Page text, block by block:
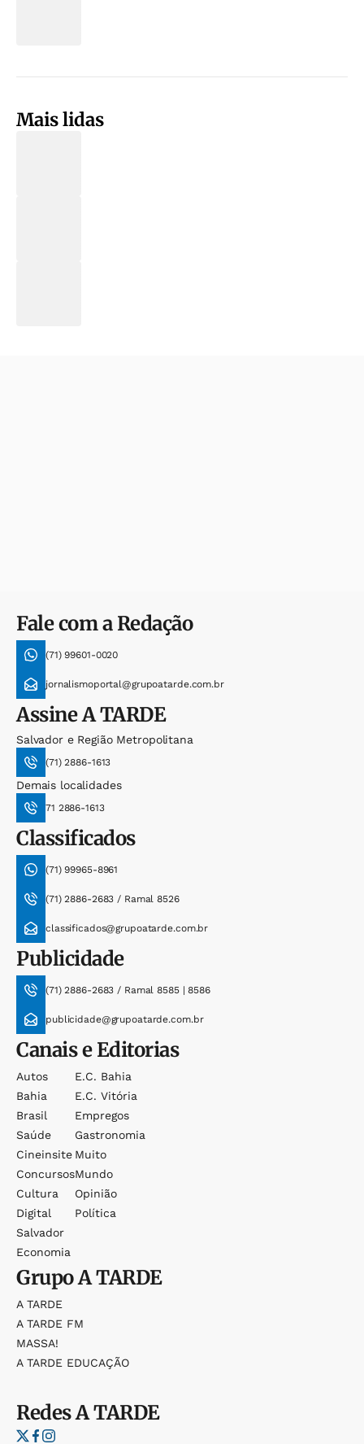
Mais lidas
Fale com a Redação
(71) 99601-0020
jornalismoportal@grupoatarde.com.br
AssineA TARDE
Salvador e Região Metropolitana
(71) 2886-1613
Demais localidades
71 2886-1613
Classificados
(71) 99965-8961
(71) 2886-2683 / Ramal 8526
classificados@grupoatarde.com.br
Publicidade
(71) 2886-2683 / Ramal 8585 | 8586
publicidade@grupoatarde.com.br
Canais e Editorias
Autos
Bahia
Brasil
Saúde
Cineinsite
Concursos
Cultura
Digital
Salvador
Economia
E.c. Bahia
E.c. Vitória
Empregos
Gastronomia
Muito
Mundo
Opinião
Política
GrupoA TARDE
A TARDE
A TARDE FM
MASSA!
A TARDE EDUCAÇÃO
RedesA TARDE